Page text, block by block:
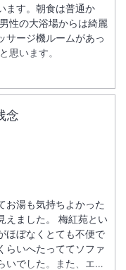
ます。朝食は普通か
性の大浴場からは綺麗
サージ機ルームがあっ
思います。
念
お湯も気持ちよかった
えました。 梅紅苑とい
ほぼなくとても不便で
らいへたっててソファ
いでした。また、エレ